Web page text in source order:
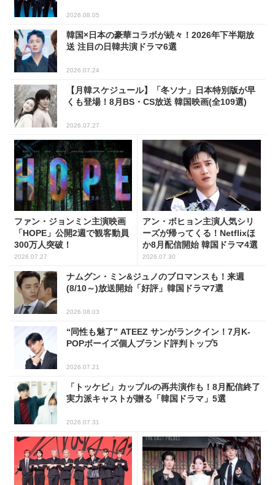
2026.08.05
韓国×日本の豪華コラボが続々！2026年下半期放
送 注目の日韓共演ドラマ6選
2026.07.24
【月韓スケジュール】「冬ソナ」日本特別版が早
くも登場！8月BS・CS放送 韓国映画(全109選)
2026.07.27
ファン・ジョンミン主演映画
「HOPE」公開2週で観客動員
300万人突破！
2026.07.27
アン・ボヒョン主演人気シリ
ーズが帰ってくる！Netflixほ
か8月配信開始 韓国ドラマ4選
2026.07.30
ナムグン・ミン&ジュノのブロマンスも！来週
(8/10～)放送開始「好評」韓国ドラマ7選
2026.08.03
“同性も魅了” ATEEZ サンがランクイン！7月K-
POPボーイズ個人ブランド評判トップ5
2026.07.21
「トッケビ」カップルの再共演作も！8月配信終了
実力派キャストが贈る「韓国ドラマ」5選
2026.07.31